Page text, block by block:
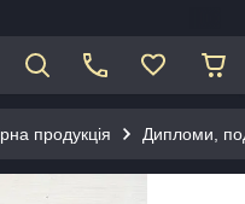
продукція Дипломи,